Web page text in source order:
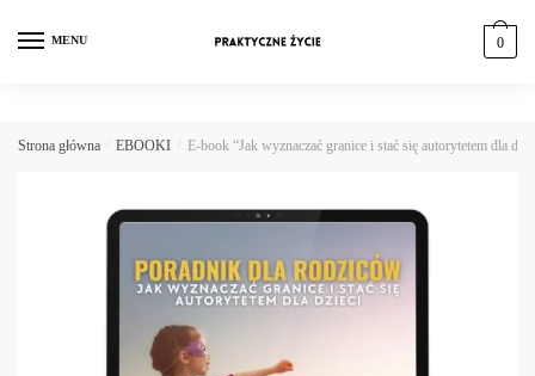
MENU 0
Strona główna EBOOKI E-book “Jak wyznaczać granice i stać się autorytetem dla